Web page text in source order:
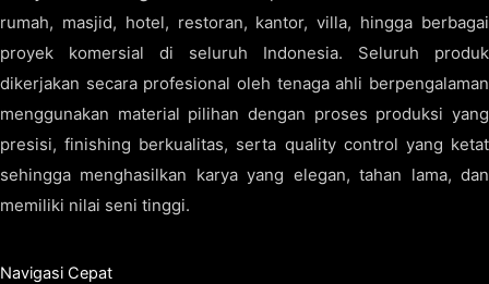
rumah, masjid, hotel, restoran, kantor, villa, hingga berbagai
proyek komersial di seluruh Indonesia. Seluruh produk
dikerjakan secara profesional oleh tenaga ahli berpengalaman
menggunakan material pilihan dengan proses produksi yang
presisi, finishing berkualitas, serta quality control yang ketat
sehingga menghasilkan karya yang elegan, tahan lama, dan
memiliki nilai seni tinggi.
Navigasi Cepat